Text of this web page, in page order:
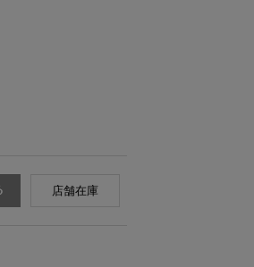
店舗在庫